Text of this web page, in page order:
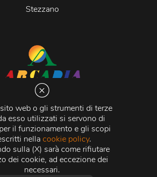
web o gli strumenti di terze
esso utilizzati si servono di
il funzionamento e gli scopi
nellacookie policy.
sulla (X) sarà come rifiutare
dei cookie, ad eccezione dei
necessari.
Stezzano
Martiri della Libertà 20066 Melzo (MI)
- R.E.A di Milano n. 1427910
Imprese di Milano n. 338392 -
Iva11015840157 | Capitale Sociale
500.000,00 i.v.
Informatica S.r.l. 2026 © Tutti i diritti
riservati.